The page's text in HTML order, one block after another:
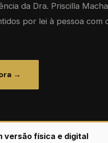
da Dra. Priscilla
por lei à pessoa com
→
versão física e digital